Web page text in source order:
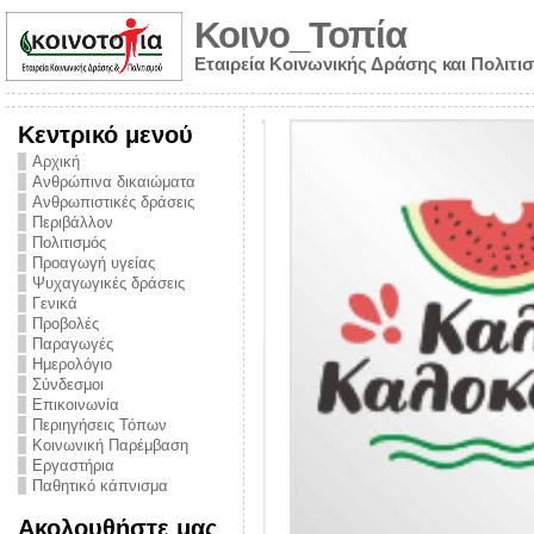
Κοινο_Τοπία
Εταιρεία Κοινωνικής Δράσης και
Κεντρικό μενού
Αρχική
Ανθρώπινα δικαιώματα
Ανθρωπιστικές δράσεις
Περιβάλλον
Πολιτισμός
Προαγωγή υγείας
Ψυχαγωγικές δράσεις
Γενικά
Προβολές
Παραγωγές
Ημερολόγιο
Σύνδεσμοι
Επικοινωνία
Περιηγήσεις Τόπων
Κοινωνική Παρέμβαση
Εργαστήρια
Παθητικό κάπνισμα
Ακολουθήστε μας
από την
την ημέρα
και
στο